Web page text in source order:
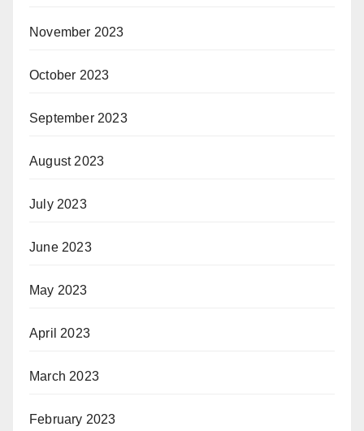
November 2023
October 2023
September 2023
August 2023
July 2023
June 2023
May 2023
April 2023
March 2023
February 2023